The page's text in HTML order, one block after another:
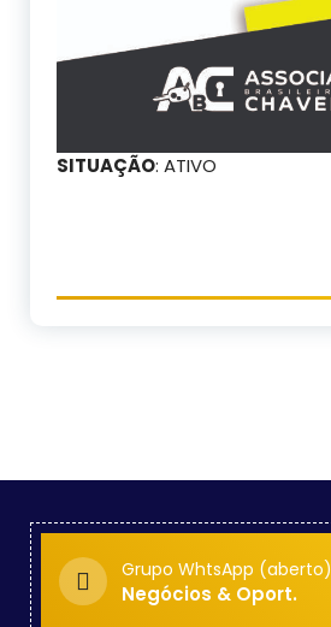
SITUAÇÃO: ATIVO
Grupo WhtsApp (aberto)
Negócios & Oport.